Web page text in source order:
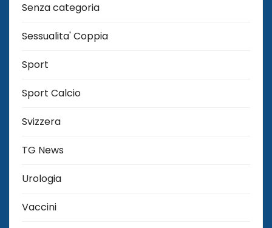
Senza categoria
Sessualita' Coppia
Sport
Sport Calcio
Svizzera
TG News
Urologia
Vaccini